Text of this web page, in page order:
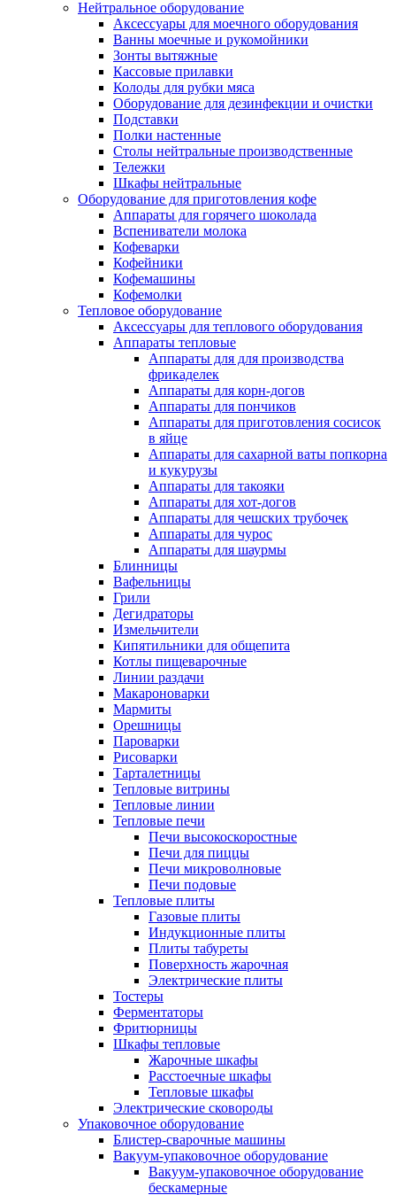
Нейтральное оборудование
Аксессуары для моечного оборудования
Ванны моечные и рукомойники
Зонты вытяжные
Кассовые прилавки
Колоды для рубки мяса
Оборудование для дезинфекции и очистки
Подставки
Полки настенные
Столы нейтральные производственные
Тележки
Шкафы нейтральные
Оборудование для приготовления кофе
Аппараты для горячего шоколада
Вспениватели молока
Кофеварки
Кофейники
Кофемашины
Кофемолки
Тепловое оборудование
Аксессуары для теплового оборудования
Аппараты тепловые
Аппараты для для производства
фрикаделек
Аппараты для корн-догов
Аппараты для пончиков
Аппараты для приготовления сосисок
в яйце
Аппараты для сахарной ваты попкорна
и кукурузы
Аппараты для такояки
Аппараты для хот-догов
Аппараты для чешских трубочек
Аппараты для чурос
Аппараты для шаурмы
Блинницы
Вафельницы
Грили
Дегидраторы
Измельчители
Кипятильники для общепита
Котлы пищеварочные
Линии раздачи
Макароноварки
Мармиты
Орешницы
Пароварки
Рисоварки
Тарталетницы
Тепловые витрины
Тепловые линии
Тепловые печи
Печи высокоскоростные
Печи для пиццы
Печи микроволновые
Печи подовые
Тепловые плиты
Газовые плиты
Индукционные плиты
Плиты табуреты
Поверхность жарочная
Электрические плиты
Тостеры
Ферментаторы
Фритюрницы
Шкафы тепловые
Жарочные шкафы
Расстоечные шкафы
Тепловые шкафы
Электрические сковороды
Упаковочное оборудование
Блистер-сварочные машины
Вакуум-упаковочное оборудование
Вакуум-упаковочное оборудование
беcкамерные